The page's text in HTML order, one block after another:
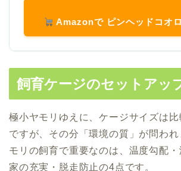
Amazonで ピンヘッドコオ
飼育ケージのセットアッ
極小ヤモリゆえに、ケージサイズは
ですが、その分「環境の質」が問わ
モリの飼育で重要なのは、温度勾配
家の充実・脱走防止の4点です。